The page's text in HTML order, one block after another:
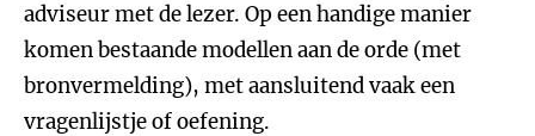
adviseur met de lezer. Op een handige manier
komen bestaande modellen aan de orde (met
bronvermelding), met aansluitend vaak een
vragenlijstje of oefening.